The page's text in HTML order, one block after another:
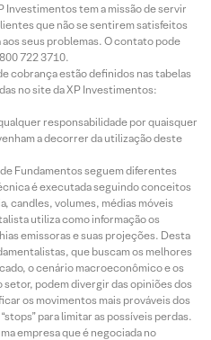
Investimentos tem a missão de servir
que não se sentirem satisfeitos
seus problemas. O contato pode
722 3710.
cobrança estão definidos nas tabelas
no site da XP Investimentos:
responsabilidade por quaisquer
a decorrer da utilização deste
de Fundamentos seguem diferentes
é executada seguindo conceitos
candles, volumes, médias móveis
utiliza como informação os
emissoras e suas projeções. Desta
que buscam os melhores
o cenário macroeconômico e os
podem divergir das opiniões dos
os movimentos mais prováveis dos
para limitar as possíveis perdas.
empresa que é negociada no